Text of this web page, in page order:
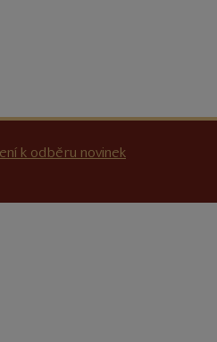
k odběru novinek